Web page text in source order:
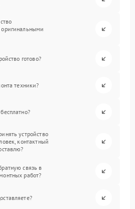
оригинальными
готово?
техники?
устройство
контактный
связь в
работ?